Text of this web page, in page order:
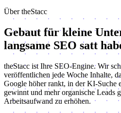
Über theStacc
Gebaut für kleine
langsame SEO satt
theStacc ist Ihre SEO-Engine. Wir
veröffentlichen jede Woche Inhalte,
Google höher rankt, in der KI-Suche
gewinnt und mehr organische Leads
Arbeitsaufwand zu erhöhen.